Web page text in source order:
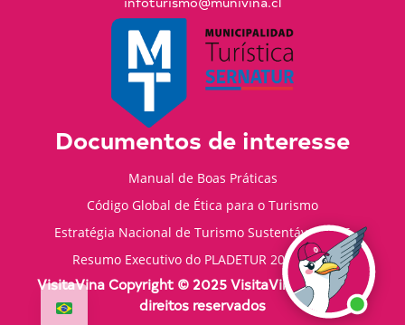
Documentos de interesse
Manual de Boas Práticas
Código Global de Ética para o Turismo
Estratégia Nacional de Turismo Sustentável 2035
Resumo Executivo do PLADETUR 2025-2023
VisitaVina Copyright © 2025 VisitaVina - Todos os
direitos reservados